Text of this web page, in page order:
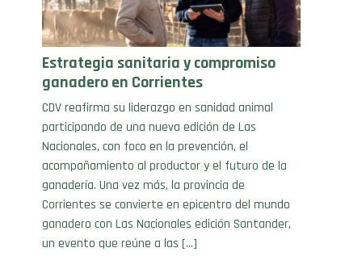
Estrategia sanitaria y compromiso
ganadero en Corrientes
CDV reafirma su liderazgo en sanidad animal
participando de una nueva edición de Las
Nacionales, con foco en la prevención, el
acompañamiento al productor y el futuro de la
ganadería. Una vez más, la provincia de
Corrientes se convierte en epicentro del mundo
ganadero con Las Nacionales edición Santander,
un evento que reúne a las […]